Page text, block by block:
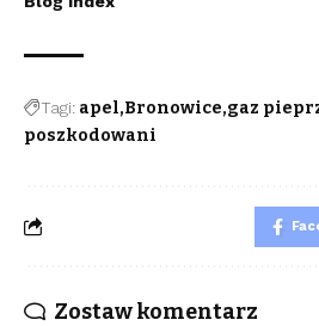
Tagi: apel Bronowice gaz
poszkodowani
Zostaw komentarz